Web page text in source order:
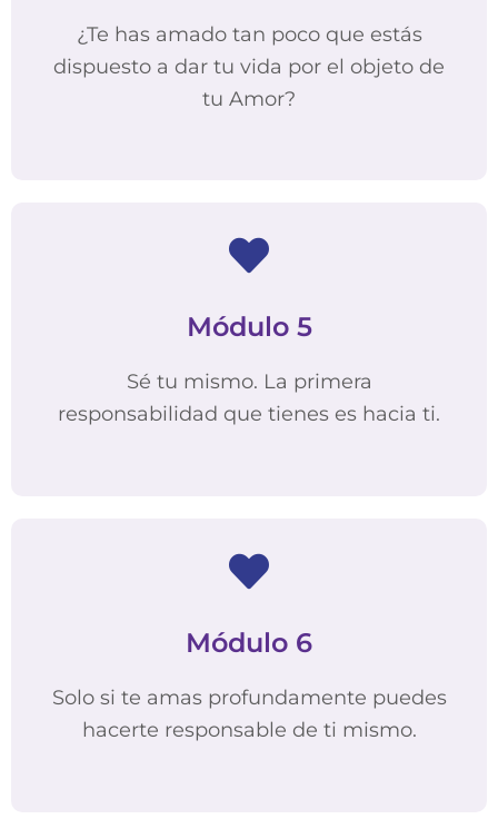
¿Te has amado tan poco que estás
dispuesto a dar tu vida por el objeto de
tu Amor?
Módulo 5
Sé tu mismo. La primera
responsabilidad que tienes es hacia ti.
Módulo 6
Solo si te amas profundamente puedes
hacerte responsable de ti mismo.